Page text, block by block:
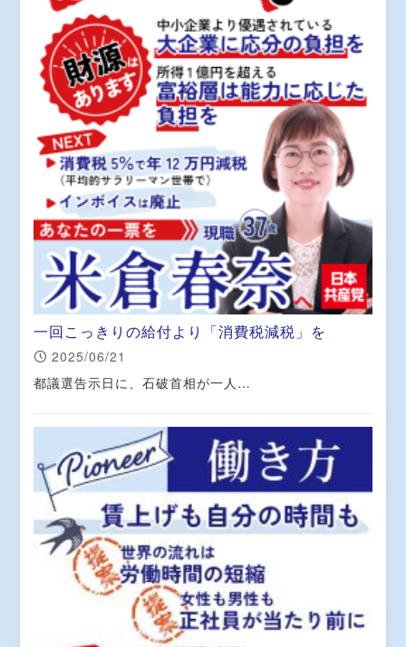
一回こっきりの給付より「消費税減税」を
2025/06/21
都議選告示日に、石破首相が一人…